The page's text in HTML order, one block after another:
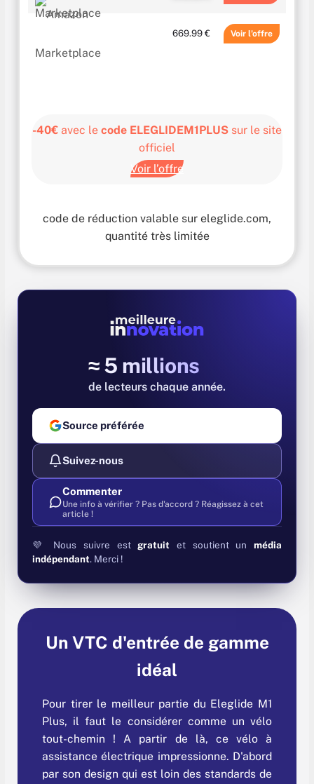
669.99 € Voir
-40€ avec le code ELEGLIDEM1PLUS sur le site
officiel
Voir l’offre
code de réduction valable sur eleglide.com,
quantité très limitée
≈ 5 millions
de lecteurs chaque année
Source préférée
Suivez-nous
Commenter
Une info à vérifier ? Pas d'accord ? Réagissez à cet
article !
💜 Nous suivre estgratuit et soutient unmédia
indépendant. Merci !
Un VTC d'entrée de gamme
idéal
Pour tirer le meilleur partie du Eleglide M1
Plus, il faut le considérer comme un vélo
tout-chemin ! A partir de là, ce vélo à
assistance électrique impressionne. D'abord
par son design qui est loin des standards de